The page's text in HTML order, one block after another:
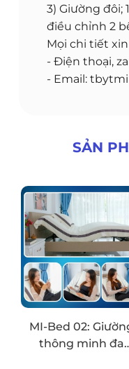
3) Giường đôi;
điều chỉnh 2
Mọi chi tiết
- Điện thoại,
- Email:
SẢN
MI-Bed 02:
thông minh đa